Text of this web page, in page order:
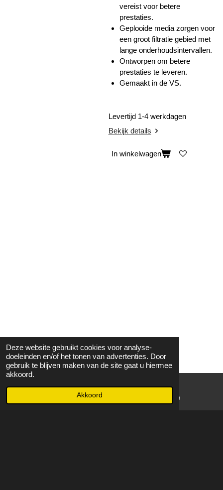
Deze website gebruikt cookies voor analyse-
doeleinden en/of het tonen van advertenties. Door
gebruik te blijven maken van de site gaat u hiermee
akkoord.
Akkoord
vereist voor betere
prestaties.
Geplooide media zorgen voor
een groot filtratie gebied met
lange onderhoudsintervallen.
Ontworpen om betere
prestaties te leveren.
Gemaakt in de VS.
Levertijd 1-4 werkdagen
Bekijk details
In winkelwagen
WhatsApp